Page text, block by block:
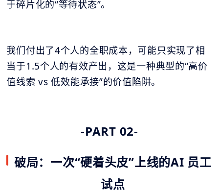
于碎片化的“等待状态”。
我们付出了4个人的全职成本，可能只实现了相
当于1.5个人的有效产出，这是一种典型的“高价
值线索 vs 低效能承接”的价值陷阱。
-PART 02-
破局：一次“硬着头皮”上线的AI 员工
试点